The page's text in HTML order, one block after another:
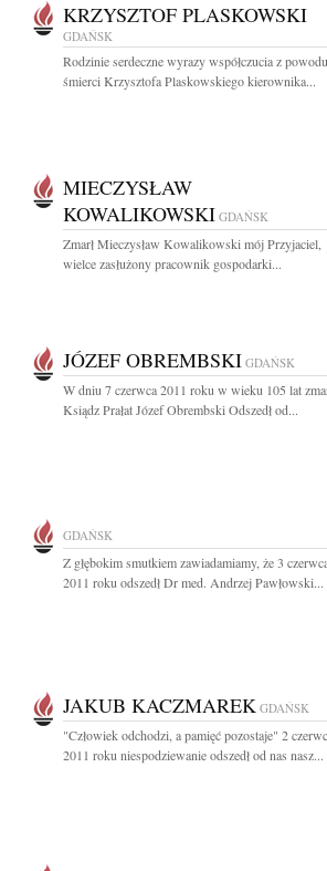
KRZYSZTOF PLASKOWSKI
GDAŃSK
Rodzinie serdeczne wyrazy współczucia z powodu
śmierci Krzysztofa Plaskowskiego kierownika...
MIECZYSŁAW
KOWALIKOWSKI GDAŃSK
Zmarł Mieczysław Kowalikowski mój Przyjaciel,
wielce zasłużony pracownik gospodarki...
JÓZEF OBREMBSKI GDAŃSK
W dniu 7 czerwca 2011 roku w wieku 105 lat
Ksiądz Prałat Józef Obrembski Odszedł od...
GDAŃSK
Z głębokim smutkiem zawiadamiamy, że 3
2011 roku odszedł Dr med. Andrzej Pawłowski...
JAKUB KACZMAREK GDAŃSK
"Człowiek odchodzi, a pamięć pozostaje" 2
2011 roku niespodziewanie odszedł od nas nasz...